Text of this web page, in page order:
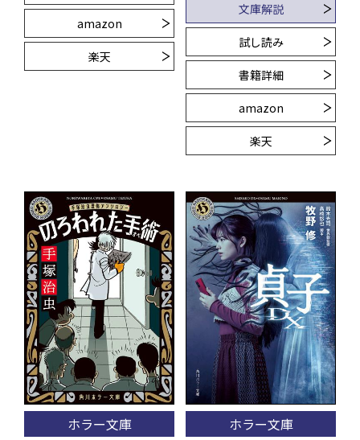
amazon
楽天
文庫解説
試し読み
書籍詳細
amazon
楽天
ホラー文庫 ホラー文庫